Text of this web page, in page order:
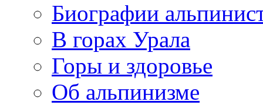
Биографии
В горах Урала
Горы и здоровье
Об альпинизме